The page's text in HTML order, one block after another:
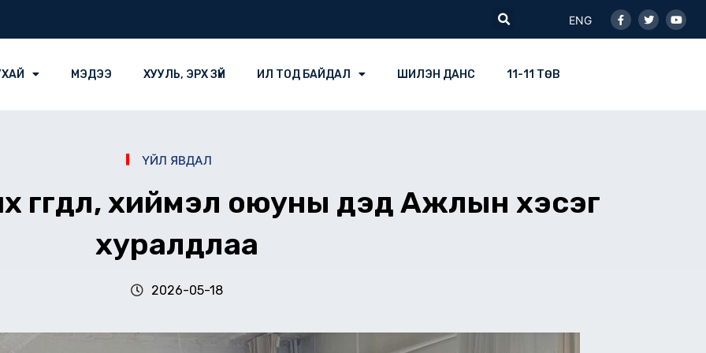
Search
ENG
f
МЭДЭЭ ХУУЛЬ, ЭРХ ЗҮЙ ИЛ ТОД БАЙДАЛ ШИЛЭН ДАНС 11-11 ТӨВ
ҮЙЛ ЯВДАЛ
их өгөгдөл, хиймэл оюуны дэд Ажлын хэсэг
хуралдлаа
2026-05-18